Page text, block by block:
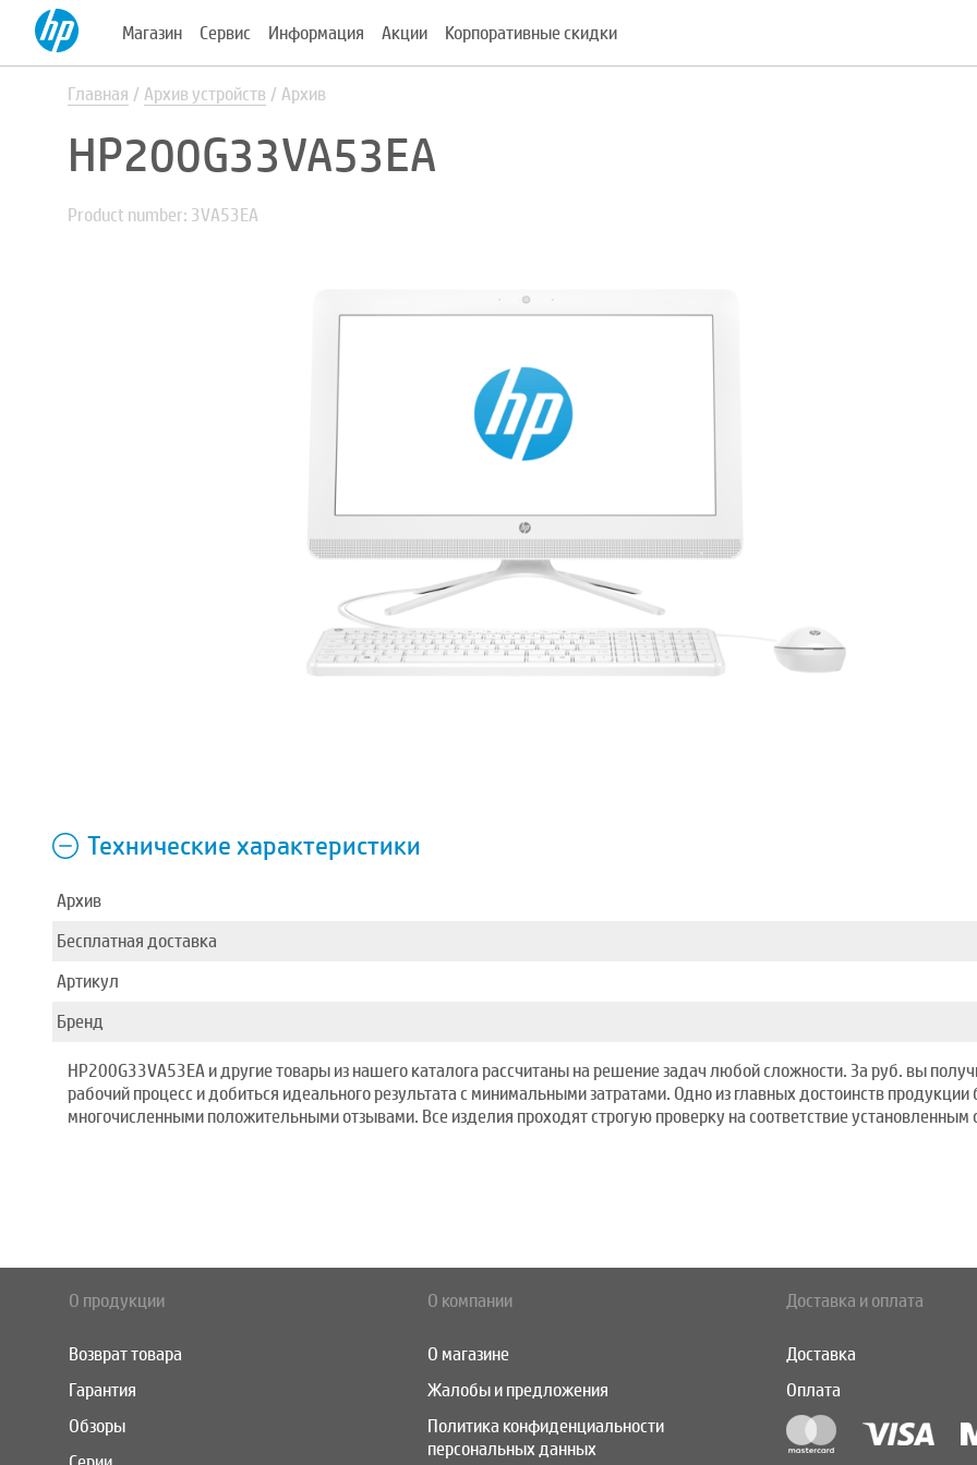
Магазин Сервис Информация Акции Корпоративные скидки
Главная Архив устройств Архив
HP200G33VA53EA
Product number: 3VA53EA
Технические характеристики
Архив
Бесплатная доставка
Артикул
Бренд
HP200G33VA53EA и другие товары из нашего каталога рассчитаны на решение задач любой сложности. За руб. вы
рабочий процесс и добиться идеального результата с минимальными затратами. Одно из главных достоинств
многочисленными положительными отзывами. Все изделия проходят строгую проверку на соответствие установленным
О продукции
Возврат товара
Гарантия
Обзоры
О компании
О магазине
Жалобы и предложения
Политика конфиденциальности
персональных данных
Доставка и оплата
Доставка
Оплата